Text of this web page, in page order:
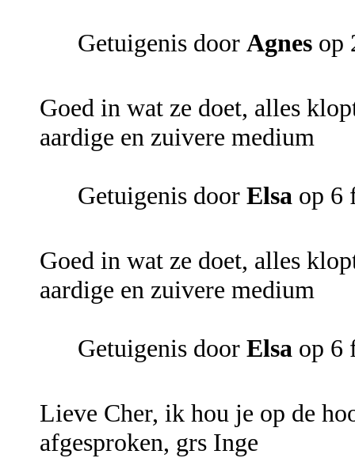
Getuigenis door Agnes op
Goed in wat ze doet, alles
aardige en zuivere medium
Getuigenis door Elsa op 6
Goed in wat ze doet, alles
aardige en zuivere medium
Getuigenis door Elsa op 6
Lieve Cher, ik hou je op de
afgesproken, grs Inge